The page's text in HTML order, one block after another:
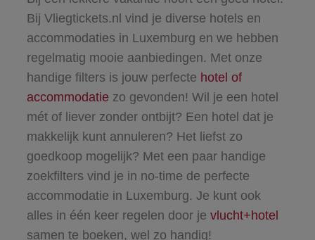
Bij Vliegtickets.nl vind je diverse hotels en
accommodaties in Luxemburg en we hebben
regelmatig mooie aanbiedingen. Met onze
handige filters is jouw perfecte hotel of
accommodatie zo gevonden! Wil je een hotel
mét of liever zonder ontbijt? Een hotel dat je
makkelijk kunt annuleren? Het liefst zo
goedkoop mogelijk? Met een paar handige
zoekfilters vind je in no-time de perfecte
accommodatie in Luxemburg. Je kunt ook
alles in één keer regelen door je vlucht+hotel
samen te boeken, wel zo handig!